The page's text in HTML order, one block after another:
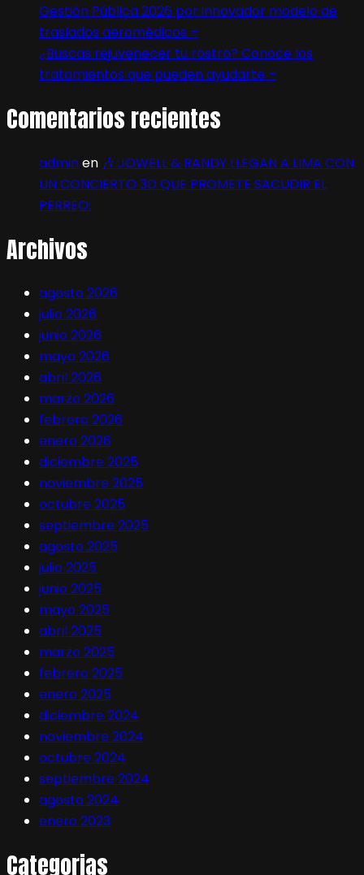
Gestión Pública 2026 por innovador modelo de
traslados aeromédicos –
¿Buscas rejuvenecer tu rostro? Conoce los
tratamientos que pueden ayudarte –
Comentarios recientes
adminen 🎶 JOWELL & RANDY LLEGAN A LIMA CON
UN CONCIERTO 3D QUE PROMETE SACUDIR EL
PERREO:
Archivos
agosto 2026
julio 2026
junio 2026
mayo 2026
abril 2026
marzo 2026
febrero 2026
enero 2026
diciembre 2025
noviembre 2025
octubre 2025
septiembre 2025
agosto 2025
julio 2025
junio 2025
mayo 2025
abril 2025
marzo 2025
febrero 2025
enero 2025
diciembre 2024
noviembre 2024
octubre 2024
septiembre 2024
agosto 2024
enero 2023
Categorias